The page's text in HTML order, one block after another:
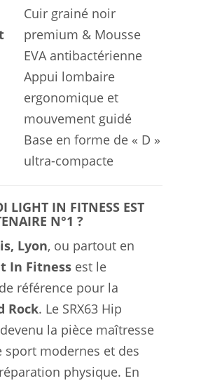
Cuir grainé noir
premium & Mousse
EVA antibactérienne
Appui lombaire
ergonomique et
mouvement guidé
Base en forme de « D »
ultra-compacte
LIGHT IN FITNESS EST
N°1 ?
Lyon, ou partout en
In Fitness est le
référence pour la
Rock. Le SRX63 Hip
la pièce maîtresse
sport modernes et des
physique. En